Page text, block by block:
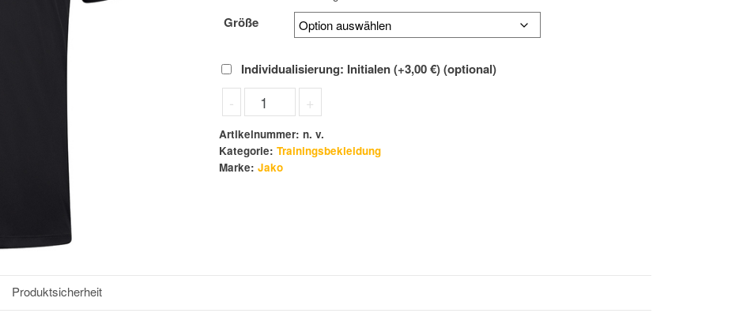
Größe
Individualisierung: Initialen (+3,00€)(optional)
-
JAKO
Trikot
Power
kurzarm
schwarz/gelb
+
Artikelnummer: n. v.
Kategorie: Trainingsbekleidung
Marke: Jako
Produktsicherheit